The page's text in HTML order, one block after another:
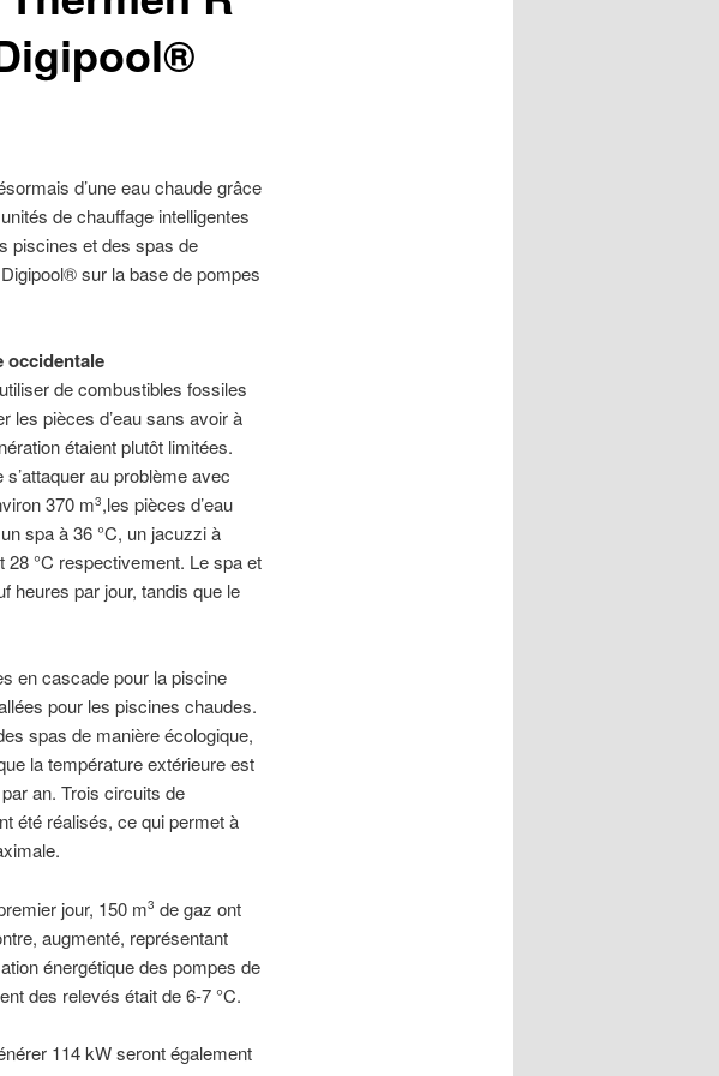
d’une eau chaude grâce
de chauffage intelligentes
piscines et des spas de
sur la base de pompes
occidentale
de combustibles fossiles
les pièces d’eau sans avoir à
étaient plutôt limitées.
au problème avec
370 m3,les pièces d’eau
spa à 36 °C, un jacuzzi à
28 °C respectivement. Le spa et
heures par jour, tandis que le
en cascade pour la piscine
pour les piscines chaudes.
spas de manière écologique,
la température extérieure est
par an. Trois circuits de
été réalisés, ce qui permet à
jour, 150 m3 de gaz ont
augmenté, représentant
énergétique des pompes de
des relevés était de 6-7 °C.
114 kW seront également